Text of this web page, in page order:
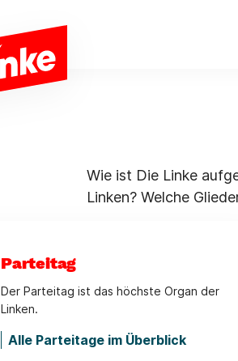
Wie ist Die Linke
Linken? Welche
Parteitag
Der Parteitag ist das höchste Organ der
Linken.
Alle Parteitage im Überblick